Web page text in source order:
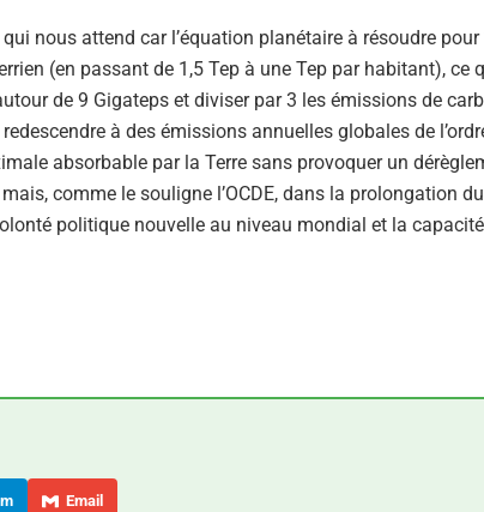
nous attend car l’équation planétaire à résoudre
(en passant de 1,5 Tep à une Tep par habitant), ce
de 9 Gigateps et diviser par 3 les émissions de
à des émissions annuelles globales de
absorbable par la Terre sans provoquer un
comme le souligne l’OCDE, dans la prolongation
politique nouvelle au niveau mondial et la capacité
Email